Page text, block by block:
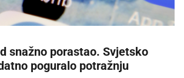
snažno porastao. Svjetsko
poguralo potražnju